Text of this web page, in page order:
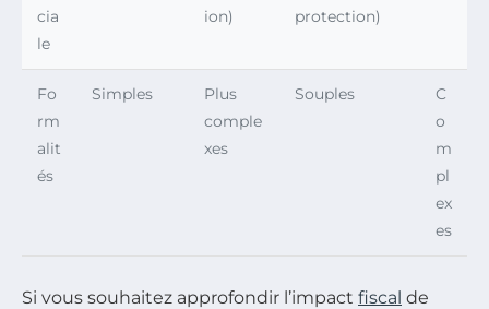
cia
le
ion)
protection)
Fo
rm
alit
és
Simples
Plus
comple
xes
Souples
C
o
m
pl
ex
es
Si vous souhaitez approfondir l’impact fiscal de